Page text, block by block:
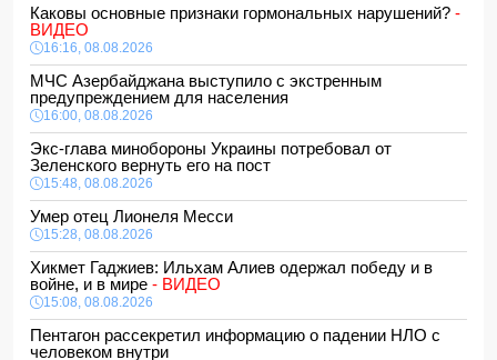
Каковы основные признаки гормональных нарушений? -
ВИДЕО
16:16, 08.08.2026
МЧС Азербайджана выступило с экстренным
предупреждением для населения
16:00, 08.08.2026
Экс-глава минобороны Украины потребовал от
Зеленского вернуть его на пост
15:48, 08.08.2026
Умер отец Лионеля Месси
15:28, 08.08.2026
Хикмет Гаджиев: Ильхам Алиев одержал победу и в
войне, и в мире - ВИДЕО
15:08, 08.08.2026
Пентагон рассекретил информацию о падении НЛО с
человеком внутри